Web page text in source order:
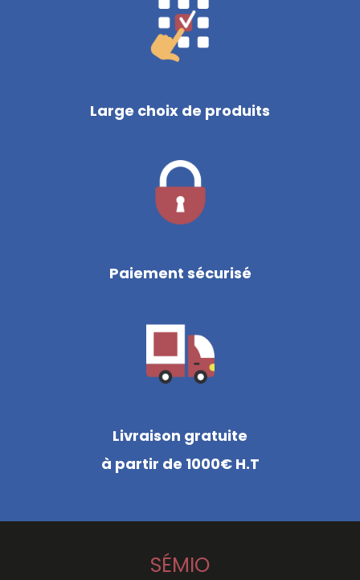
Large choix de produits
Paiement sécurisé
Livraison gratuite
à partir de 1000€ H.T
SÉMIO